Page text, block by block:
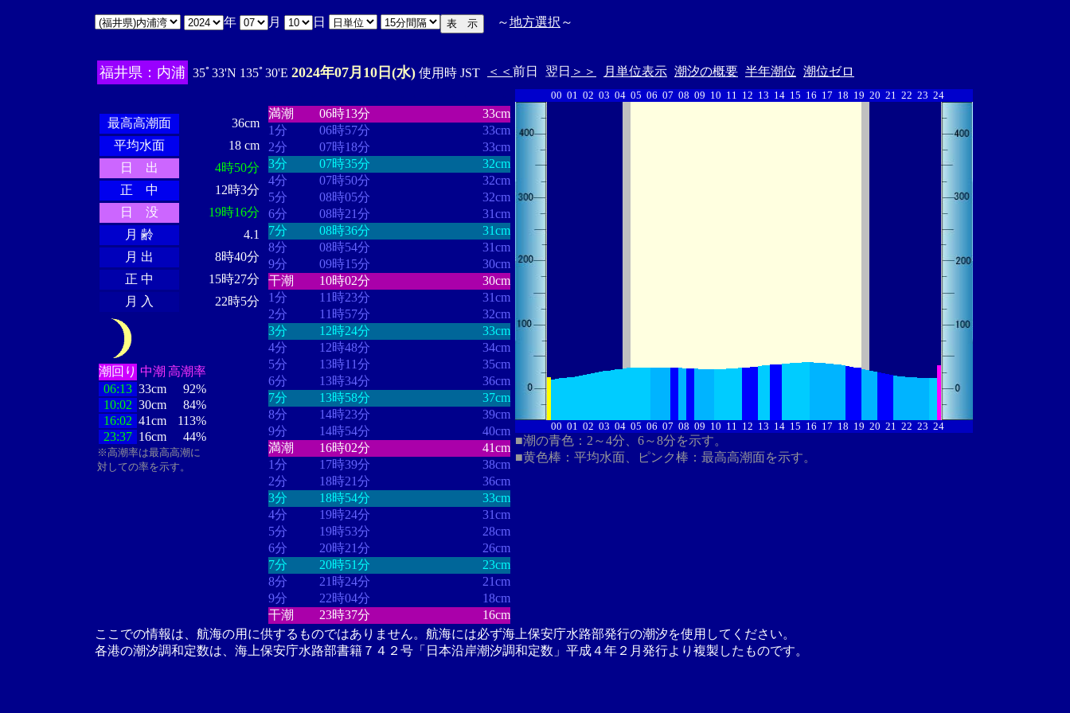
年 月 日 ～地方選択 ～
福井県：内浦 35ﾟ33'N 135ﾟ30'E 2024年07月10日(水) 使用時 JST ＜＜ 前日 翌日 ＞＞ 月単位表示 潮汐の概要 半年潮位 潮位ゼロ
最高高潮面
36cm
平均水面
18 cm
日 出
4時50分
正 中
12時3分
日 没
19時16分
月 齢
4.1
月 出
8時40分
正 中
15時27分
月 入
22時5分
潮回り 中潮 高潮率
06:13 33cm
92%
10:02 30cm
84%
16:02 41cm
113%
23:37 16cm 44%
※高潮率は最高高潮に
対しての率を示す。
満潮
06時13分
33cm
1分
06時57分
33cm
2分
07時18分
33cm
3分
07時35分
32cm
4分
07時50分
32cm
5分
08時05分
32cm
6分
08時21分
31cm
7分
08時36分
31cm
8分
08時54分
31cm
9分
09時15分
30cm
干潮
10時02分
30cm
1分
11時23分
31cm
2分
11時57分
32cm
3分
12時24分
33cm
4分
12時48分
34cm
5分
13時11分
35cm
6分
13時34分
36cm
7分
13時58分
37cm
8分
14時23分
39cm
9分
14時54分
40cm
満潮
16時02分
41cm
1分
17時39分
38cm
2分
18時21分
36cm
3分
18時54分
33cm
4分
19時24分
31cm
5分
19時53分
28cm
6分
20時21分
26cm
7分
20時51分
23cm
8分
21時24分
21cm
9分
22時04分
18cm
干潮
23時37分 16cm
00 01 02 03 04 05 06 07 08 09 10 11 12 13 14 15 16 17 18 19 20 21 22 23 24
00 01 02 03 04 05 06 07 08 09 10 11 12 13 14 15 16 17 18 19 20 21 22 23 24
■潮の青色：2～4分、6～8分を示す。
■黄色棒：平均水面、ピンク棒：最高高潮面を示す。
ここでの情報は、航海の用に供するものではありません。航海には必ず海上保安庁水路部発行の潮汐を使用してください。
各港の潮汐調和定数は、海上保安庁水路部書籍７４２号「日本沿岸潮汐調和定数」平成４年２月発行より複製したものです。